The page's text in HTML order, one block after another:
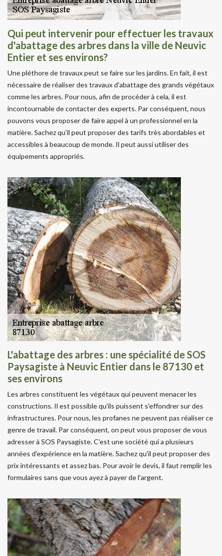
Qui peut intervenir pour effectuer les travaux
d'abattage des arbres dans la ville de Neuvic
Entier et ses environs?
Une pléthore de travaux peut se faire sur les jardins. En fait, il est
nécessaire de réaliser des travaux d'abattage des grands végétaux
comme les arbres. Pour nous, afin de procéder à cela, il est
incontournable de contacter des experts. Par conséquent, nous
pouvons vous proposer de faire appel à un professionnel en la
matière. Sachez qu'il peut proposer des tarifs très abordables et
accessibles à beaucoup de monde. Il peut aussi utiliser des
équipements appropriés.
L'abattage des arbres : une spécialité de SOS
Paysagiste à Neuvic Entier dans le 87130 et
ses environs
Les arbres constituent les végétaux qui peuvent menacer les
constructions. Il est possible qu'ils puissent s'effondrer sur des
infrastructures. Pour nous, les profanes ne peuvent pas réaliser ce
genre de travail. Par conséquent, on peut vous proposer de vous
adresser à SOS Paysagiste. C'est une société qui a plusieurs
années d'expérience en la matière. Sachez qu'il peut proposer des
prix intéressants et assez bas. Pour avoir le devis, il faut remplir les
formulaires sans que vous ayez à payer de l'argent.